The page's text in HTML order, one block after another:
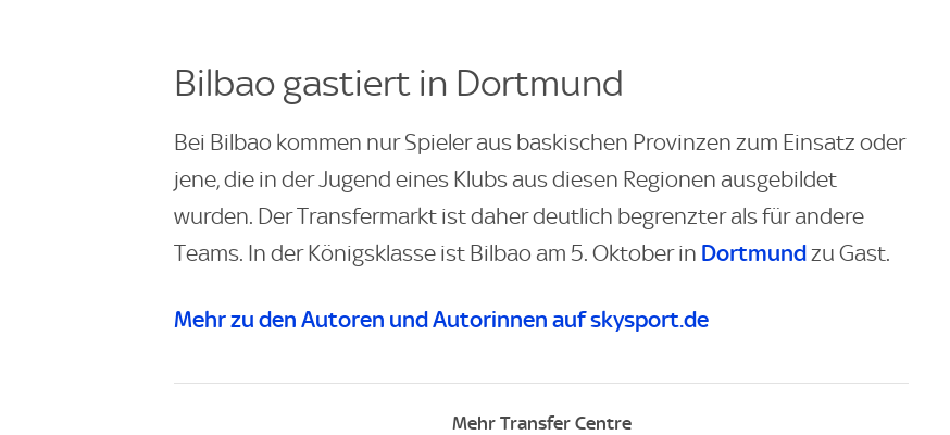
Bilbao gastiert in Dortmund
Bei Bilbao kommen nur Spieler aus baskischen Provinzen zum Einsatz oder
jene, die in der Jugend eines Klubs aus diesen Regionen ausgebildet
wurden. Der Transfermarkt ist daher deutlich begrenzter als für andere
Teams. In der Königsklasse ist Bilbao am 5. Oktober in Dortmundzu Gast.
Mehr zu den Autoren und Autorinnen auf skysport.de
Mehr Transfer Centre